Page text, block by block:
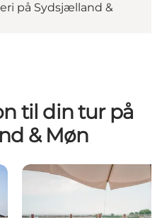
på Sydsjælland &
til din tur på
& Møn